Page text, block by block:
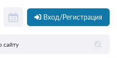
Вход/Регистрация